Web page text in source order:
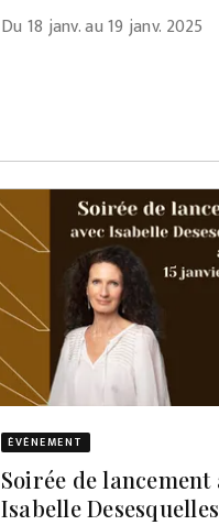
Du 18 janv. au 19 janv. 2025
ÉVÈNEMENT
Soirée de lancement
Isabelle